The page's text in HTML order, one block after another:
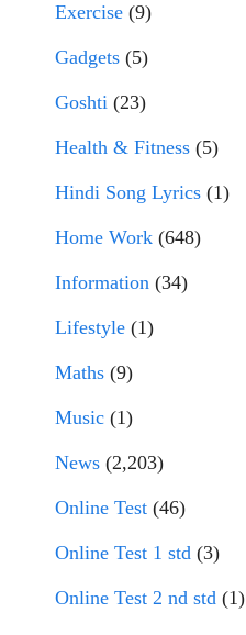
Exercise (9)
Gadgets (5)
Goshti (23)
Health & Fitness (5)
Hindi Song Lyrics (1)
Home Work (648)
Information (34)
Lifestyle (1)
Maths (9)
Music (1)
News (2,203)
Online Test (46)
Online Test 1 std (3)
Online Test 2 nd std (1)